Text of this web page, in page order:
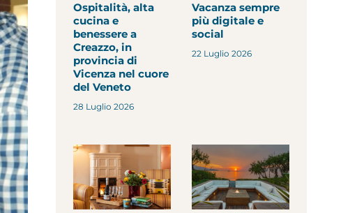
Ospitalità, alta
cucina e
benessere a
Creazzo, in
provincia di
Vicenza nel cuore
del Veneto
28 Luglio 2026
Vacanza sempre
più digitale e
social
22 Luglio 2026